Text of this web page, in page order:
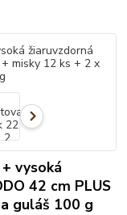
vysoká
42 cm PLUS
guláš 100 g